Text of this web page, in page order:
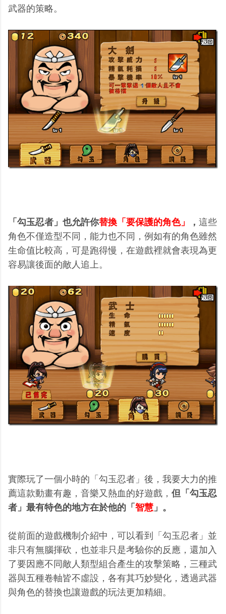
武器的策略。
「勾玉忍者」也允許你替換「要保護的角色」 ， 這些
角色不僅造型不同，能力也不同，例如有的角色雖然
生命值比較高，可是跑得慢，在遊戲裡就會表現為更
容易讓後面的敵人追上。
實際玩了一個小時的「勾玉忍者」後，我要大力的推
薦這款動畫有趣，音樂又熱血的好遊戲， 但「勾玉忍
者」最有特色的地方在於他的「 智慧 」。
從前面的遊戲機制介紹中，可以看到「勾玉忍者」並
非只有無腦揮砍，也並非只是考驗你的反應，還加入
了要因應不同敵人類型組合產生的攻擊策略，三種武
器與五種卷軸皆不虛設，各有其巧妙變化，透過武器
與角色的替換也讓遊戲的玩法更加精細。